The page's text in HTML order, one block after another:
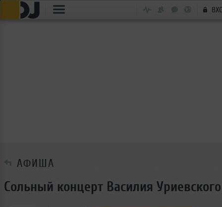
АФИША
Сольный концерт Василия Уриевского